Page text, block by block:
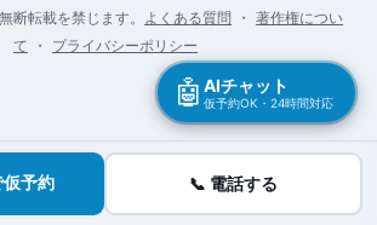
断転載を禁じます。
よくある質問 ・ 著作権につい
て ・ プライバシーポリシー
仮予約 📞 電話する
🤖 AIチャット
仮予約OK・24時間対応